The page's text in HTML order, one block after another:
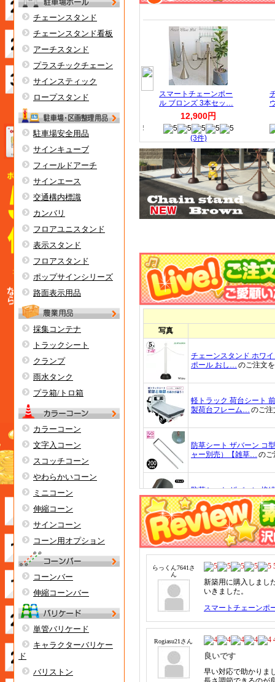
チェーンスタンド
チェーンスタンド看板
アーチスタンド
プラスチックチェーン
サインスティック
ロープスタンド
駐車場安全用品
サインキューブ
フィールドアーチ
サインエース
交通構内標識
カンバリ
フロアユニスタンド
表示スタンド
フロアスタンド
ポップサインシリーズ
路面表示用品
採集コンテナ
トラックシート
クランプ
雨水タンク
プラ箱/トロ箱
カラーコーン
文字入コーン
スコッチコーン
やわらかいコーン
ミニコーン
伸縮コーン
サインコーン
コーン用オプション
コーンバー
伸縮コーンバー
単管バリケード
キャラクターバリケー
ド
バリストン